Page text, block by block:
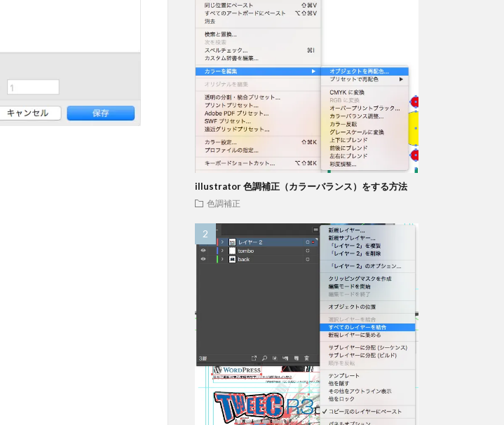
illustrator 色調補正（カラーバランス）をする方法
色調補正